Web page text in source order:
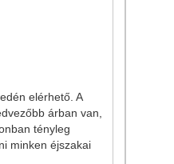
elérhető. A
árban van,
tényleg
minken éjszakai